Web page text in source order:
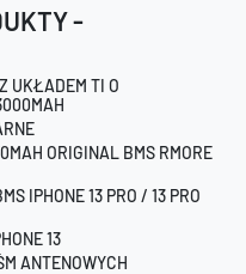
-
UKŁADEM TI O
ORIGINAL BMS RMORE
IPHONE 13 PRO / 13 PRO
13
ANTENOWYCH